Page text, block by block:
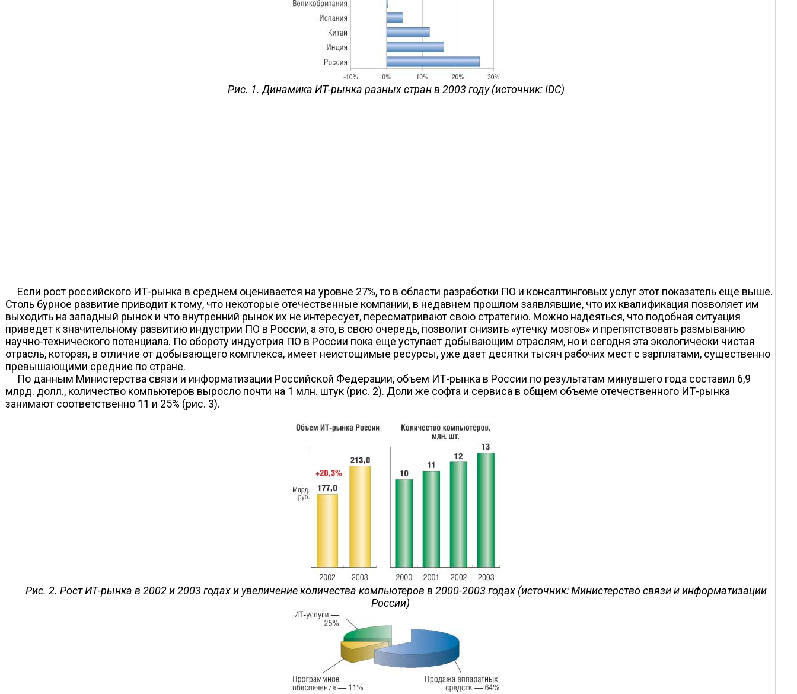
Рис. 1. Динамика ИТ-рынка разных стран в 2003 году (источник: IDC)
Если рост российского ИТ-рынка в среднем оценивается на уровне 27%, то в области разработки ПО и консалтинговых услуг этот показатель еще выше.
Столь бурное развитие приводит к тому, что некоторые отечественные компании, в недавнем прошлом заявлявшие, что их квалификация позволяет им
выходить на западный рынок и что внутренний рынок их не интересует, пересматривают свою стратегию. Можно надеяться, что подобная ситуация
приведет к значительному развитию индустрии ПО в России, а это, в свою очередь, позволит снизить «утечку мозгов» и препятствовать размыванию
научно-технического потенциала. По обороту индустрия ПО в России пока еще уступает добывающим отраслям, но и сегодня эта экологически чистая
отрасль, которая, в отличие от добывающего комплекса, имеет неистощимые ресурсы, уже дает десятки тысяч рабочих мест с зарплатами, существенно
превышающими средние по стране.
По данным Министерства связи и информатизации Российской Федерации, объем ИТ-рынка в России по результатам минувшего года составил 6,9
млрд. долл., количество компьютеров выросло почти на 1 млн. штук (рис. 2). Доли же софта и сервиса в общем объеме отечественного ИТ-рынка
занимают соответственно 11 и 25% (рис. 3).
Рис. 2. Рост ИТ-рынка в 2002 и 2003 годах и увеличение количества компьютеров в 2000-2003 годах (источник: Министерство связи и информатизации
России)